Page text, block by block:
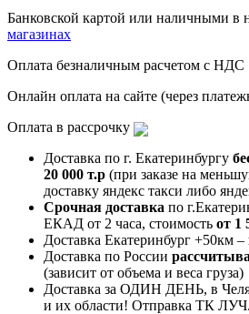
Банковской картой или наличными в
магазинах
Оплата безналичным расчетом с НДС
Онлайн оплата на сайте (через
Оплата в рассрочку
Доставка по г. Екатеринбургу
20 000 т.р (при заказе на
доставку яндекс такси либо
Срочная доставка по
ЕКАД от 2 часа, стоимость от 1
Доставка Екатеринбург +50км –
Доставка по России
(зависит от объема и веса груза)
Доставка за ОДИН ДЕНЬ, в
и их области! Отправка ТК ЛУЧ.